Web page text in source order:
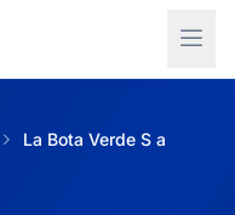
La Bota Verde S a